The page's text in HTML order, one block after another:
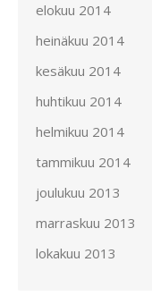
elokuu 2014
heinäkuu 2014
kesäkuu 2014
huhtikuu 2014
helmikuu 2014
tammikuu 2014
joulukuu 2013
marraskuu 2013
lokakuu 2013